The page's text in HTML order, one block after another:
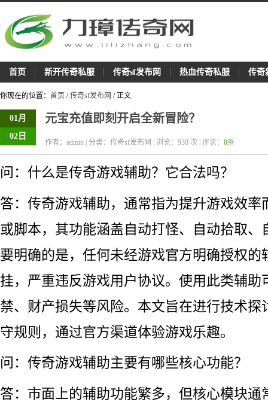
首页 新开传奇私服 传奇sf发布网 热血传奇私服 传奇
你现在的位置： 首页 /传奇sf发布网 / 正文
01月
02日
元宝充值即刻开启全新冒险？
作者：admin | 分类：传奇sf发布网 | 浏览： 938 次 | 评论： 0条
问：什么是传奇游戏辅助？它合法吗？
答：传奇游戏辅助，通常指为提升游戏效率
或脚本，其功能涵盖自动打怪、自动拾取、
要明确的是，任何未经游戏官方明确授权的
挂，严重违反游戏用户协议。使用此类辅助
禁、财产损失等风险。本文旨在进行技术探
守规则，通过官方渠道体验游戏乐趣。
问：传奇游戏辅助主要有哪些核心功能？
答：市面上的辅助功能繁多，但核心模块通